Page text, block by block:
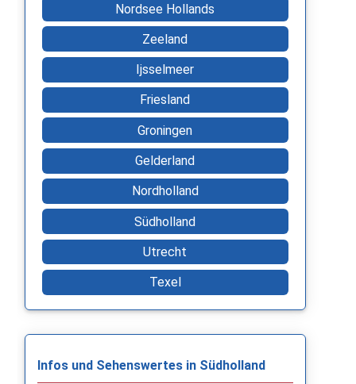
Nordsee Hollands
Zeeland
Ijsselmeer
Friesland
Groningen
Gelderland
Nordholland
Südholland
Utrecht
Texel
Infos und Sehenswertes in Südholland